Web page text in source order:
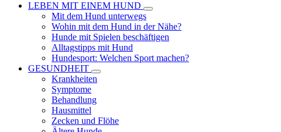
LEBEN MIT EINEM HUND
Mit dem Hund unterwegs
Wohin mit dem Hund in der Nähe?
Hunde mit Spielen beschäftigen
Alltagstipps mit Hund
Hundesport: Welchen Sport machen?
GESUNDHEIT
Krankheiten
Symptome
Behandlung
Hausmittel
Zecken und Flöhe